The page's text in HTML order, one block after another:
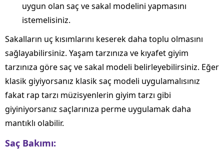
uygun olan saç ve sakal modelini yapmasını
istemelisiniz.
Sakalların uç kısımlarını keserek daha toplu olmasını
sağlayabilirsiniz. Yaşam tarzınıza ve kıyafet giyim
tarzınıza göre saç ve sakal modeli belirleyebilirsiniz. Eğer
klasik giyiyorsanız klasik saç modeli uygulamalısınız
fakat rap tarzı müzisyenlerin giyim tarzı gibi
giyiniyorsanız saçlarınıza perme uygulamak daha
mantıklı olabilir.
Saç Bakımı: